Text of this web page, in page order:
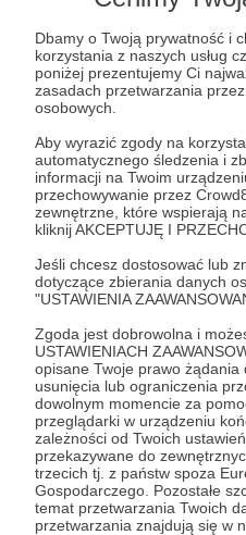
Dbamy o Twoją prywatność i
korzystania z naszych usług
poniżej prezentujemy Ci
zasadach przetwarzania
osobowych.
Aby wyrazić zgody na
automatycznego śledzenia i
informacji na Twoim
przechowywanie przez
zewnętrzne, które wspierają
kliknij AKCEPTUJĘ I
Jeśli chcesz dostosować lub
dotyczące zbierania danych
"USTAWIENIA
Zgoda jest dobrowolna i
USTAWIENIACH
opisane Twoje prawo żądania
usunięcia lub ograniczenia
dowolnym momencie za
przeglądarki w urządzeniu
zależności od Twoich
przekazywane do
trzecich tj. z państw spoza
Gospodarczego. Pozostałe
temat przetwarzania Twoich
przetwarzania znajdują się w
nagrania od jednego
W podziękowaniu
rabat możesz
osobę, która miałaby z
o naszych Warsztatach
naszej stronie
Każdorazowe wsparcie
Mecenasa to
na przedpremierę lub 2
;)
Natomiast jeśli zależy Ci
wsparciu w ramach tego
utrzymać swoje miejsce
każdej chwili możliwe jest
dokonanie nowej) lub